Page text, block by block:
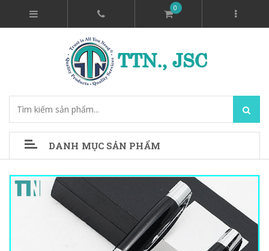
0
DANH MỤC SẢN PHẨM